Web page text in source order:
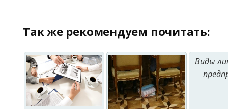
Так же рекомендуем почитать:
Виды